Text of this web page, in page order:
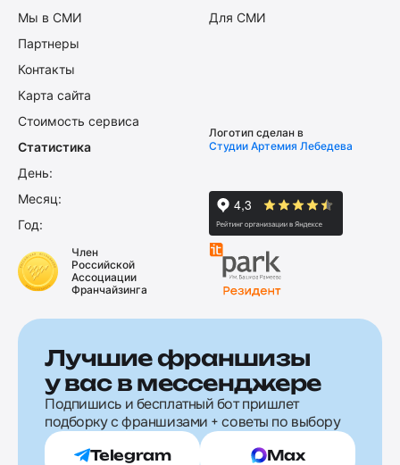
Мы в СМИ
Партнеры
Контакты
Карта сайта
Стоимость сервиса
Для СМИ
Статистика
День:
Месяц:
Год:
Логотип сделан в
Студии Артемия Лебедева
Член
Российской
Ассоциации
Франчайзинга
Лучшие франшизы
у вас в мессенджере
Подпишись и бесплатный бот пришлет
подборку с франшизами + советы по выбору
Telegram Max